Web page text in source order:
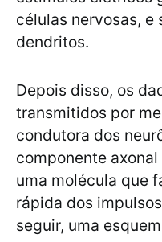
células nervosas, e
dendritos.
Depois disso, os
transmitidos por
condutora dos
componente
uma molécula que
rápida dos
seguir, uma